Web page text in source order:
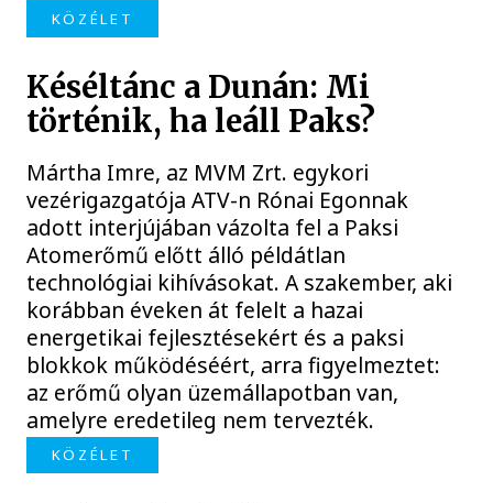
KÖZÉLET
Késéltánc a Dunán: Mi
történik, ha leáll Paks?
Mártha Imre, az MVM Zrt. egykori
vezérigazgatója ATV-n Rónai Egonnak
adott interjújában vázolta fel a Paksi
Atomerőmű előtt álló példátlan
technológiai kihívásokat. A szakember, aki
korábban éveken át felelt a hazai
energetikai fejlesztésekért és a paksi
blokkok működéséért, arra figyelmeztet:
az erőmű olyan üzemállapotban van,
amelyre eredetileg nem tervezték.
KÖZÉLET